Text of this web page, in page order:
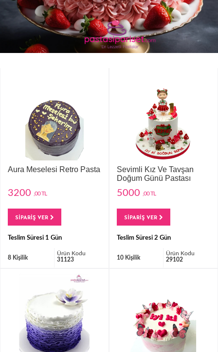
Aura Meselesi Retro Pasta
3200 ,00 TL
SİPARİŞ VER
Teslim Süresi 1 Gün
8 Kişilik
Ürün Kodu
31123
Sevimli Kız Ve Tavşan
Doğum Günü Pastası
5000 ,00 TL
SİPARİŞ VER
Teslim Süresi 2 Gün
10 Kişilik
Ürün Kodu
29102